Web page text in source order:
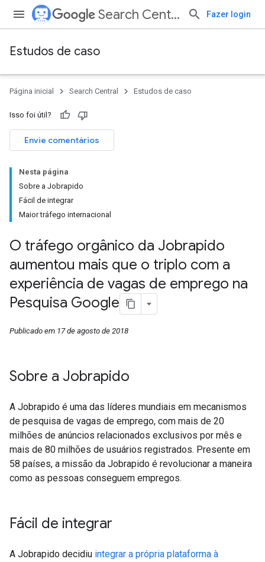
Search Central Fazer login
Estudos de caso
Página inicial Search Central Estudos de caso
Isso foi útil?
Envie comentários
Nesta página
Sobre a Jobrapido
Fácil de integrar
Maior tráfego internacional
O tráfego orgânico da Jobrapido
aumentou mais que o triplo com a
experiência de vagas de emprego na
Pesquisa Google
Publicado em 17 de agosto de 2018
Sobre a Jobrapido
A Jobrapido é uma das líderes mundiais em mecanismos
de pesquisa de vagas de emprego, com mais de 20
milhões de anúncios relacionados exclusivos por mês e
mais de 80 milhões de usuários registrados. Presente em
58 países, a missão da Jobrapido é revolucionar a maneira
como as pessoas conseguem empregos.
Fácil de integrar
A Jobrapido decidiu integrar a própria plataforma à